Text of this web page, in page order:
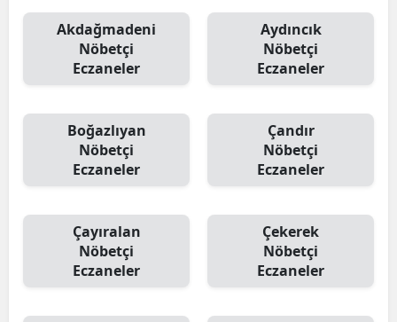
Akdağmadeni
Nöbetçi
Eczaneler
Aydıncık
Nöbetçi
Eczaneler
Boğazlıyan
Nöbetçi
Eczaneler
Çandır
Nöbetçi
Eczaneler
Çayıralan
Nöbetçi
Eczaneler
Çekerek
Nöbetçi
Eczaneler